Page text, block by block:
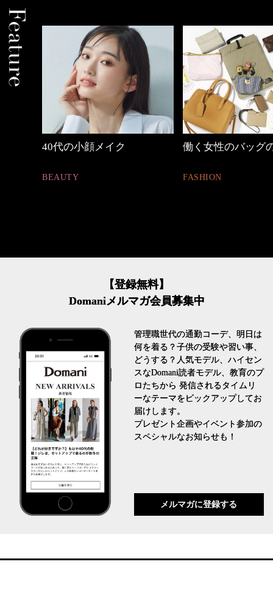
働く女性のバッグの中身
FASHION
優木まおみさん「
【登録無料】
Domaniメルマガ会員募集中
管理職世代の通勤コーデ、明日は
何を着る？子供の受験や習い事、
どうする？人気モデル、ハイセン
スなDomani読者モデル、教育のプ
ロたちから 発信されるタイムリ
ーなテーマをピックアップしてお
届けします。
プレゼント企画やイベント参加の
スペシャルなお知らせも！
メルマガに登録する